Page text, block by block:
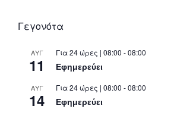
Γεγονότα
ΑΥΓ
11
Για 24 ώρες | 08:00 - 08:00
Εφημερεύει
ΑΥΓ
14
Για 24 ώρες | 08:00 - 08:00
Εφημερεύει